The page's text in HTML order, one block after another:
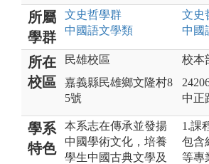
所屬
學群
文史哲學群
中國語文學類
文史
中國
所在
校區
民雄校區
嘉義縣民雄鄉文隆村8
5號
校本
中正
學系
特色
本系志在傳承並發揚
中國學術文化，培養
學生中國古典文學及
1.課
包含
等專